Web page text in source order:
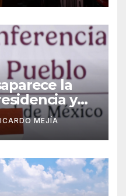
la
y
deMEJÍA